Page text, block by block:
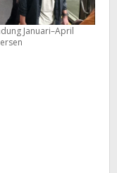
Januari–April